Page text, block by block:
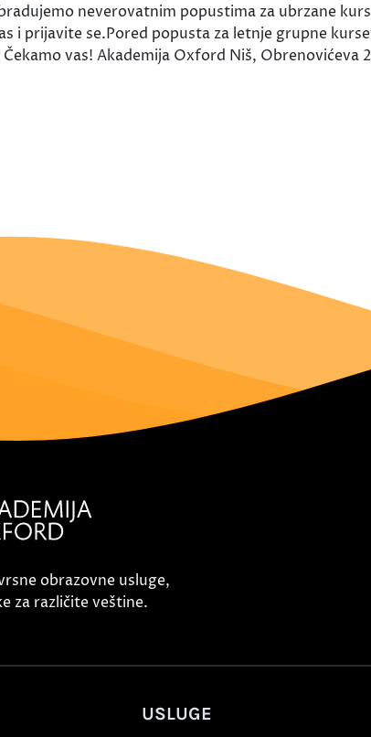
neverovatnim popustima za ubrzane
i prijavite se.Pored popusta za letnje grupne
vas! Akademija Oxford Niš,
obrazovne usluge,
za različite veštine.
USLUGE